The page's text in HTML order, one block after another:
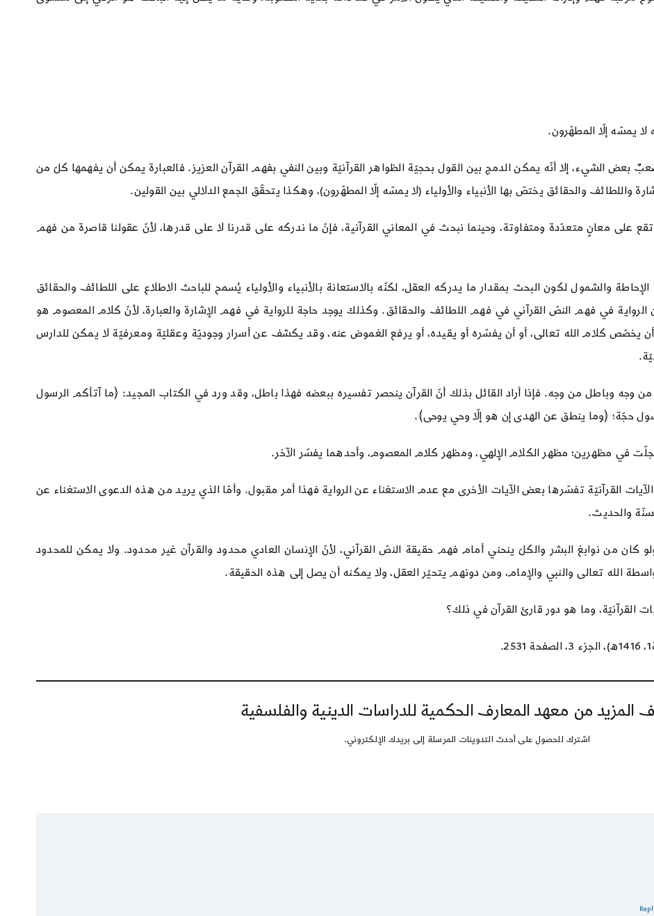
يمسّه إلّا المطهّرون.
الشيء، إلا أنّه يمكن الدمج بين القول بحجيّة الظواهر القرآنيّة وبين النفي بفهم القرآن العزيز. فالعبارة يمكن أن يفهمها كلّ من
واللطائف والحقائق يختصّ بها الأنبياء والأولياء (لا يمسّه إلّا المطهّرون)، وهكذا يتحقّق الجمع الدلالي بين القولين.
على معانٍ متعدّدة ومتفاوتة، وحينما نبحث في المعاني القرآنية، فإنّ ما ندركه على قدرنا لا على قدرها، لأنّ عقولنا قاصرة من فهم
والشمول لكون البحث بمقدار ما يدركه العقل، لكنّه بالاستعانة بالأنبياء والأولياء يُسمح للباحث الاطلاع على اللطائف والحقائق
الرواية في فهم النصّ القرآني في فهم اللطائف والحقائق. وكذلك يوجد حاجة للرواية في فهم الإشارة والعبارة، لأنّ كلام المعصوم هو
يخصّص كلام الله تعالى، أو أن يفسّره أو يقيده، أو يرفع الغموض عنه، وقد يكشف عن أسرار وجوديّة وعقليّة ومعرفيّة لا يمكن للدارس
وجه وباطل من وجه. فإذا أراد القائل بذلك أنّ القرآن ينحصر تفسيره ببعضه فهذا باطل، وقد ورد في الكتاب المجيد: ﴿ما آتأكم الرسول
حجّة؛ ﴿وما ينطق عن الهدى إن هو إلّا وحي يوحى﴾.
في مظهرين؛ مظهر الكلام الإلهي، ومظهر كلام المعصوم، وأحدهما يفسّر الآخر.
الآيات القرآنيّة تفسّرها بعض الآيات الأخرى مع عدم الاستغناء عن الرواية فهذا أمر مقبول. وأمّا الذي يريد من هذه الدعوى الاستغناء عن
والحديث.
كان من نوابغ البشر والكلّ ينحني أمام فهم حقيقة النصّ القرآني، لأنّ الإنسان العادي محدود والقرآن غير محدود. ولا يمكن للمحدود
الله تعالى والنبي والإمام، ومن دونهم يتحيّر العقل، ولا يمكنه أن يصل إلى هذه الحقيقة.
وما هو دور قارئ القرآن في ذلك؟
المزيد من معهد المعارف الحكمية للدراسات الدينية والفلسفية
اشترك للحصول على أحدث التدوينات المرسلة إلى بريدك الإلكتروني.